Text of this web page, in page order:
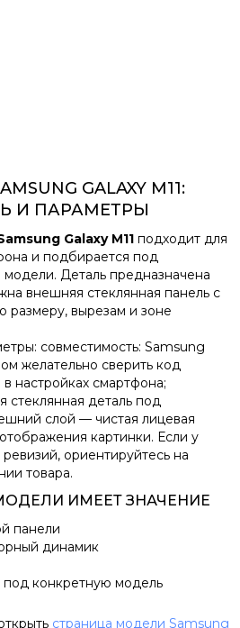
GALAXY M11:
И ПАРАМЕТРЫ
Galaxy M11 подходит для
и подбирается под
Деталь предназначена
внешняя стеклянная панель с
размеру, вырезам и зоне
совместимость: Samsung
желательно сверить код
настройках смартфона;
стеклянная деталь под
слой — чистая лицевая
картинки. Если у
ориентируйтесь на
товара.
ИМЕЕТ ЗНАЧЕНИЕ
панели
динамик
под конкретную модель
страница модели Samsung